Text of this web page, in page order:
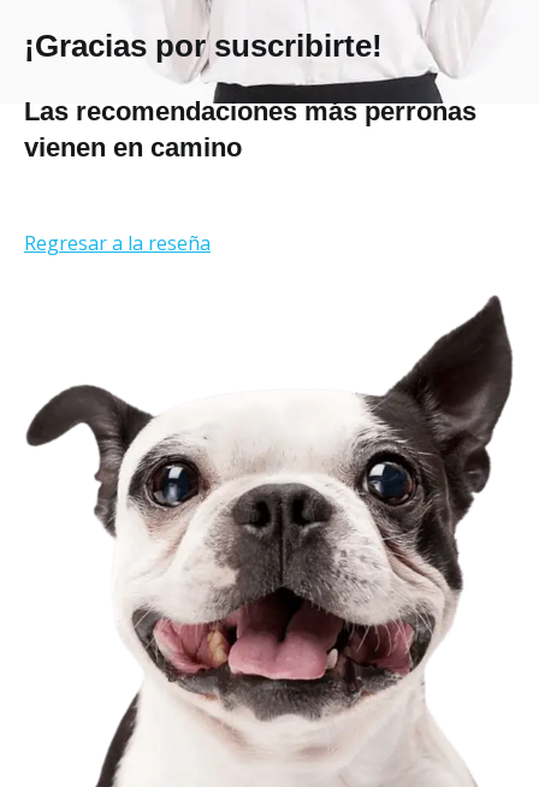
¡Gracias por suscribirte!
Las recomendaciones más perronas
vienen en camino
Regresar a la reseña